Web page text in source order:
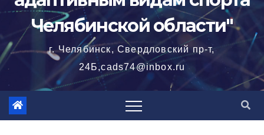
Челябинской области"
г. Челябинск, Свердловский пр-т,
24Б,cads74@inbox.ru